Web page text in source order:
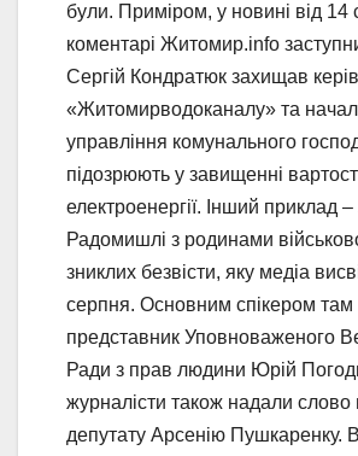
були. Приміром, у новині від 14
коментарі Житомир.info
Сергій Кондратюк захищав
«Житомирводоканалу» та
управління комунального
підозрюють у завищенні
електроенергії. Інший приклад –
Радомишлі з родинами
зниклих безвісти, яку медіа
серпня. Основним спікером там
представник Уповноваженого
Ради з прав людини Юрій
журналісти також надали
депутату Арсенію Пушкаренку.